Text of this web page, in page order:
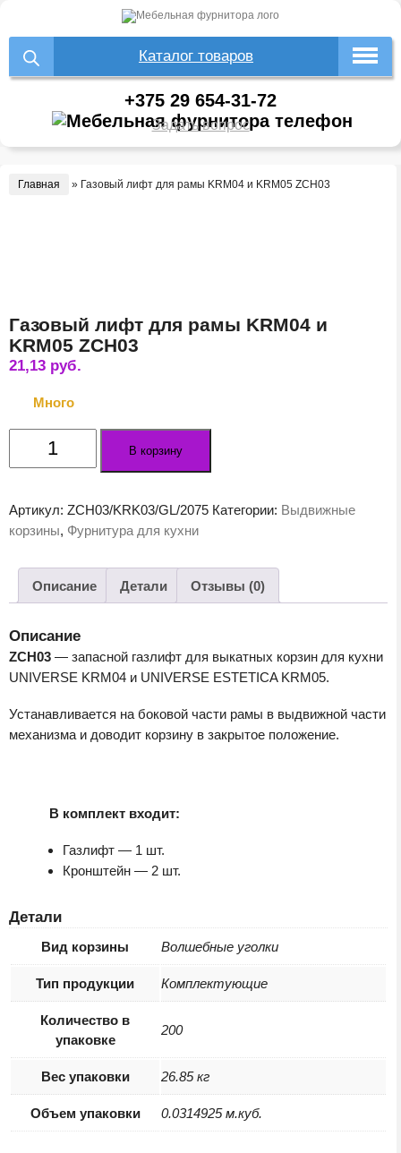
Каталог товаров
+375 29 654-31-72
Задать вопрос
Главная » Газовый лифт для рамы KRM04 и KRM05 ZCH03
Газовый лифт для рамы KRM04 и
KRM05 ZCH03
21,13 руб.
Много
Количество
товара
для
рамы
KRM05
В корзину
Артикул: ZCH03/KRK03/GL/2075 Категории: Выдвижные
корзины, Фурнитура для кухни
Описание Детали Отзывы (0)
Описание
ZCH03 — запасной газлифт для выкатных корзин для кухни
UNIVERSE KRM04 и UNIVERSE ESTETICA KRM05.
Устанавливается на боковой части рамы в выдвижной части
механизма и доводит корзину в закрытое положение.
В комплект входит:
Газлифт — 1 шт.
Кронштейн — 2 шт.
Детали
Вид корзины Волшебные уголки
Тип продукции Комплектующие
Количество в
упаковке
200
Вес упаковки 26.85 кг
Объем упаковки 0.0314925 м.куб.